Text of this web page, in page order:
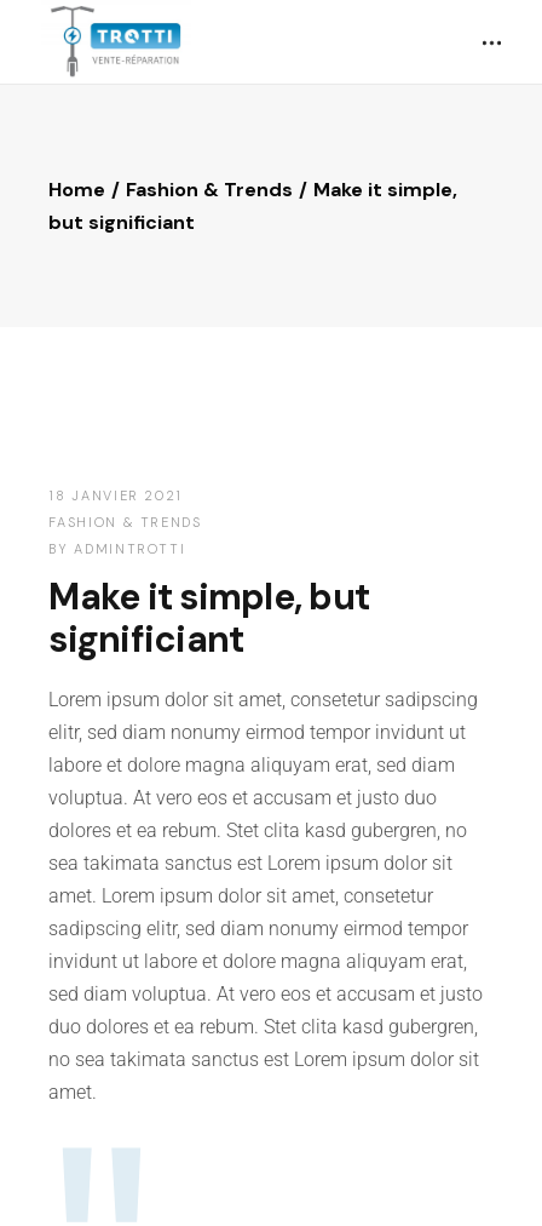
Home Fashion & Trends
Make it simple,
but significiant
18 JANVIER 2021
FASHION & TRENDS
BY ADMINTROTTI
Make it simple, but
significiant
Lorem ipsum dolor sit amet, consetetur sadipscing
elitr, sed diam nonumy eirmod tempor invidunt ut
labore et dolore magna aliquyam erat, sed diam
voluptua. At vero eos et accusam et justo duo
dolores et ea rebum. Stet clita kasd gubergren, no
sea takimata sanctus est Lorem ipsum dolor sit
amet. Lorem ipsum dolor sit amet, consetetur
sadipscing elitr, sed diam nonumy eirmod tempor
invidunt ut labore et dolore magna aliquyam erat,
sed diam voluptua. At vero eos et accusam et justo
duo dolores et ea rebum. Stet clita kasd gubergren,
no sea takimata sanctus est Lorem ipsum dolor sit
amet.